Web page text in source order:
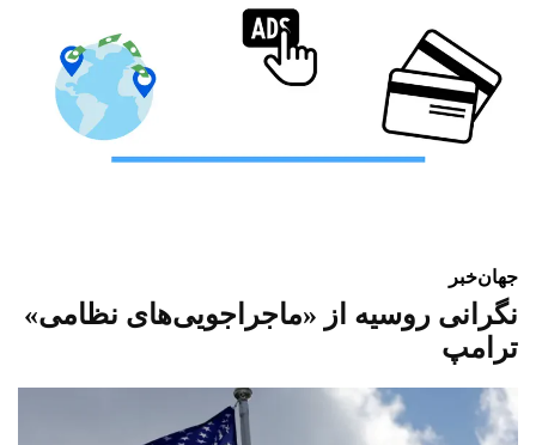
جهانخبر
نگرانی روسیه از «ماجراجویی‌های نظامی»
ترامپ